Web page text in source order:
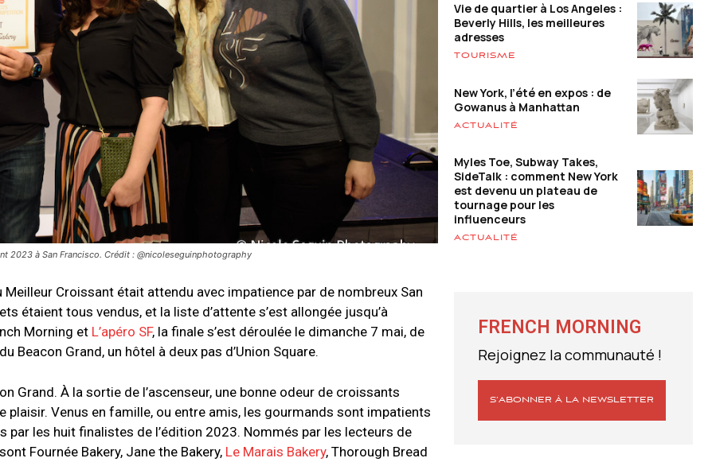
2023 à San Francisco. Crédit : @nicoleseguinphotography
Croissant était attendu avec impatience par de nombreux San
étaient tous vendus, et la liste d’attente s’est allongée jusqu’à
Morning et L’apéro SF, la finale s’est déroulée le dimanche 7 mai, de
Beacon Grand, un hôtel à deux pas d’Union Square.
Grand. À la sortie de l’ascenseur, une bonne odeur de croissants
plaisir. Venus en famille, ou entre amis, les gourmands sont impatients
les huit finalistes de l’édition 2023. Nommés par les lecteurs de
Fournée Bakery, Jane the Bakery, Le Marais Bakery, Thorough Bread
Vie de quartier à Los Angeles :
Beverly Hills, les meilleures
adresses
TOURISME
New York, l’été en expos : de
Gowanus à Manhattan
ACTUALITÉ
Myles Toe, Subway Takes,
SideTalk : comment New York
est devenu un plateau de
tournage pour les
influenceurs
ACTUALITÉ
FRENCH MORNING
Rejoignez la communauté !
S’ABONNER À LA NEWSLETTER